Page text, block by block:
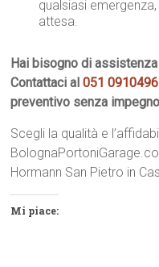
qualsiasi
attesa.
Hai bisogno di
Contattaci al051 0910496
preventivo senza
Scegli la qualità e
Hormann San Pietro in
Mi piace: